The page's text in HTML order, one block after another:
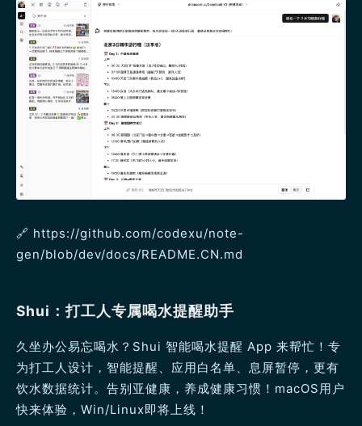
🔗 https://github.com/codexu/note-
gen/blob/dev/docs/README.CN.md
Shui：打工人专属喝水提醒助手
久坐办公易忘喝水？Shui 智能喝水提醒 App 来帮忙！专
为打工人设计，智能提醒、应用白名单、息屏暂停，更有
饮水数据统计。告别亚健康，养成健康习惯！macOS用户
快来体验，Win/Linux即将上线！